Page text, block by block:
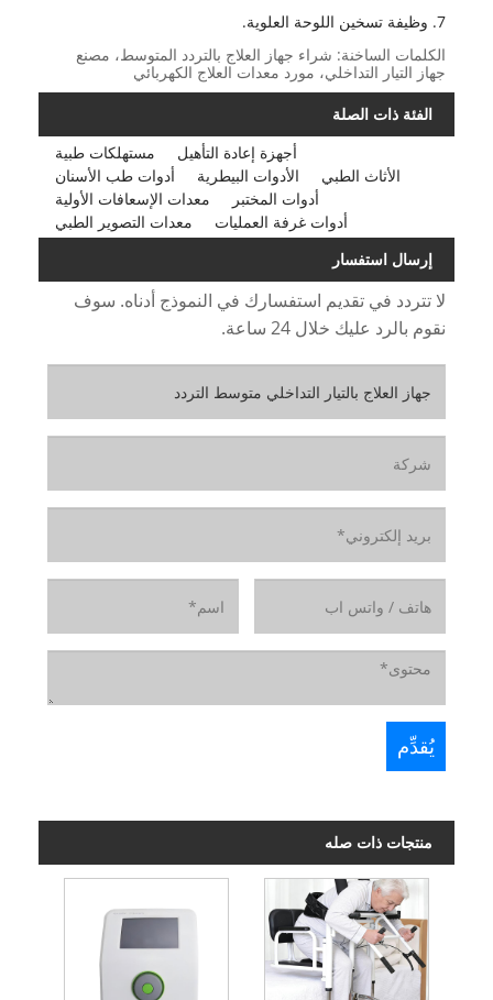
7. وظيفة تسخين اللوحة العلوية.
الكلمات الساخنة: شراء جهاز العلاج بالتردد المتوسط، مصنع
جهاز التيار التداخلي، مورد معدات العلاج الكهربائي
الفئة ذات الصلة
مستهلكات طبية
أجهزة إعادة التأهيل
أدوات طب الأسنان
الأدوات البيطرية
الأثاث الطبي
معدات الإسعافات الأولية
أدوات المختبر
معدات التصوير الطبي
أدوات غرفة العمليات
إرسال استفسار
لا تتردد في تقديم استفسارك في النموذج أدناه. سوف
نقوم بالرد عليك خلال 24 ساعة.
منتجات ذات صله